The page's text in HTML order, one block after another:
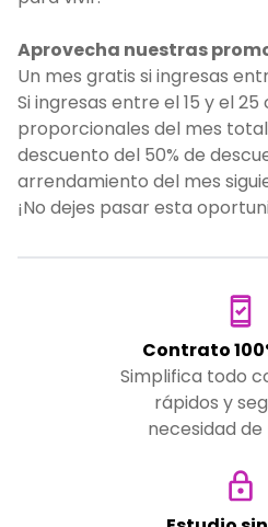
Aprovecha nuestras
Un mes gratis si ingresas
Si ingresas entre el 15 y el
proporcionales del mes
descuento del 50% de
arrendamiento del mes
¡No dejes pasar esta
Contrato
Simplifica todo
rápidos y
necesidad